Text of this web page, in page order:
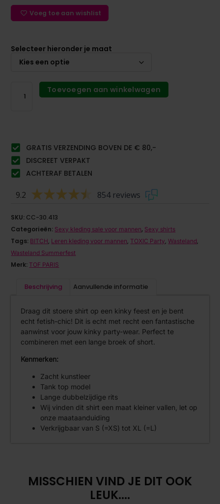
Voeg toe aan wishlist
Selecteer hieronder je maat
Toevoegen aan winkelwagen
GRATIS VERZENDING BOVEN DE € 80,-
DISCREET VERPAKT
ACHTERAF BETALEN
9.2 854 reviews
SKU: CC-30.413
Categorieën: Sexy kleding sale voor mannen, Sexy shirts
Tags: BITCH, Leren kleding voor mannen, TOXIC Party,Wasteland,
Wasteland Summerfest
Merk: TOF PARIS
Beschrijving Aanvullende informatie
Draag dit stoere shirt op een kinky feest en je bent
echt fetish-chic! Dit is echt met recht een fantastische
aanwinst voor jouw kinky party-wear. Perfect te
combineren met een lange broek of short.
Kenmerken:
Zacht kunstleer
Tank top model
Lange dubbelzijdige rits
Wij vinden dit shirt een maat kleiner vallen, let op
onze maataanduiding
Verkrijgbaar van S (=XS) tot XL (=L)
MISSCHIEN VIND JE DIT OOK
LEUK....